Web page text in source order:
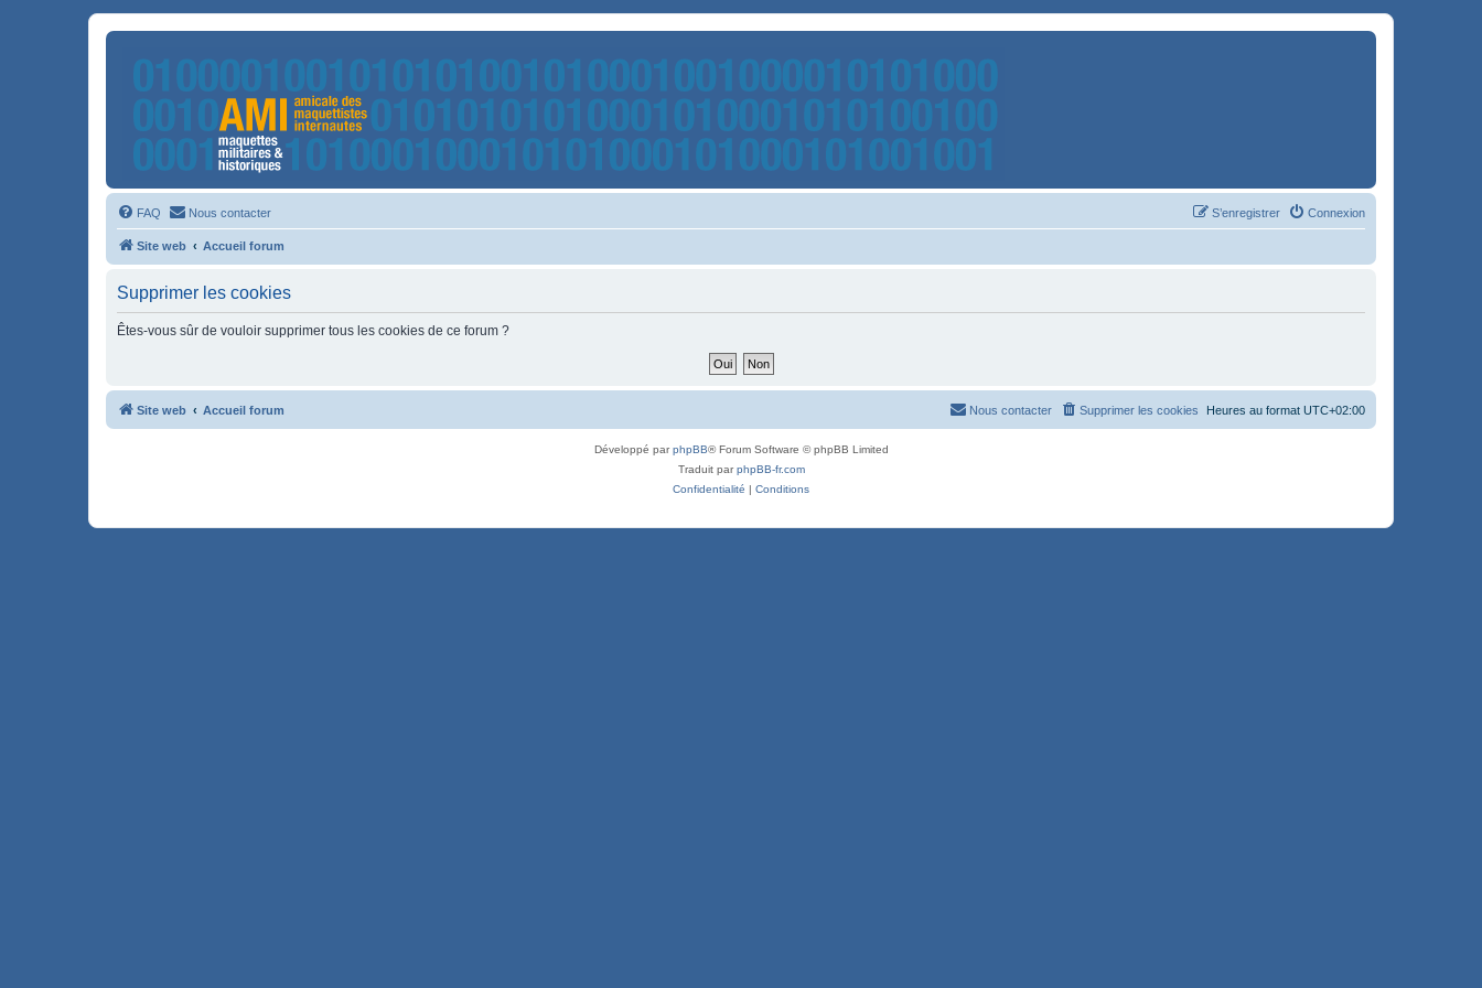
FAQ Nous contacter Connexion
S’enregistrer
Site web Accueil forum
Supprimer les cookies
Êtes-vous sûr de vouloir supprimer tous les cookies de ce forum ?
Site web Accueil forum Heures au format UTC+02:00
Supprimer les cookies
Nous contacter
Développé parphpBB® Forum Software © phpBB Limited
Traduit parphpBB-fr.com
Confidentialité | Conditions